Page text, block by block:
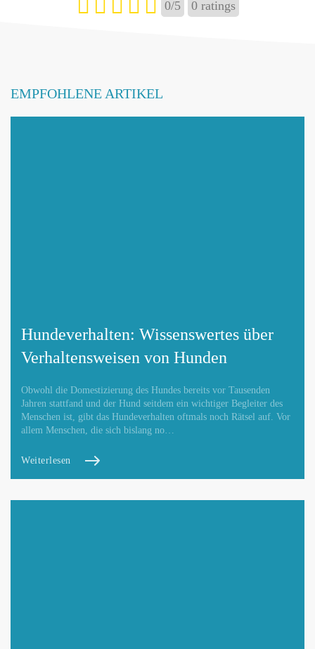
0/5 0ratings
EMPFOHLENE ARTIKEL
Hundeverhalten: Wissenswertes über
Verhaltensweisen von Hunden
Obwohl die Domestizierung des Hundes bereits vor Tausenden
Jahren stattfand und der Hund seitdem ein wichtiger Begleiter des
Menschen ist, gibt das Hundeverhalten oftmals noch Rätsel auf. Vor
allem Menschen, die sich bislang no…
Weiterlesen